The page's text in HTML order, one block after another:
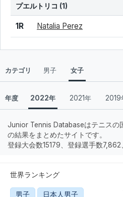
プエルトリコ (1)
結果 シード 選手名
1R Natalia Perez
カテゴリ 男子 女子
年度 2022年 2021年 2019
Junior Tennis Databaseはテニスの
の結果をまとめたサイトです。
登録大会数15179、登録選手数
世界ランキング
男子 日本人男子